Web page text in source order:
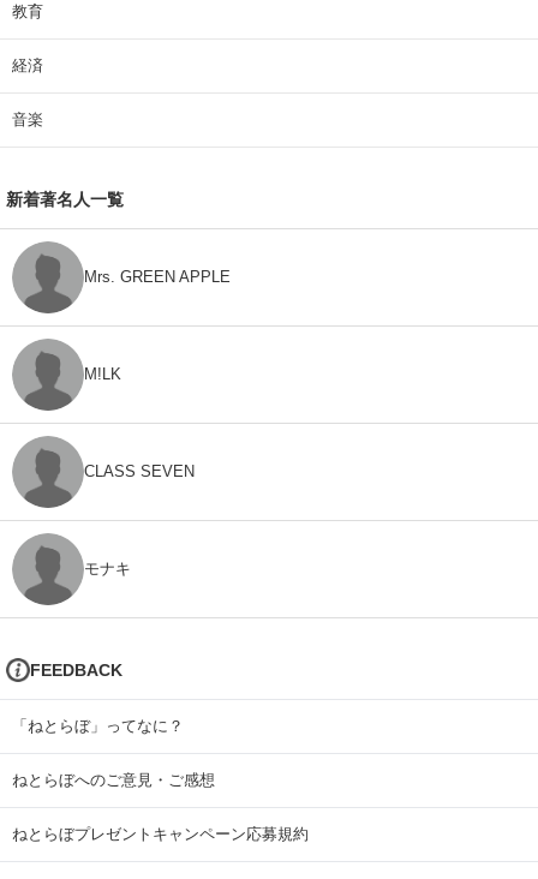
教育
経済
音楽
新着著名人一覧
Mrs. GREEN APPLE
M!LK
CLASS SEVEN
モナキ
FEEDBACK
「ねとらぼ」ってなに？
ねとらぼへのご意見・ご感想
ねとらぼプレゼントキャンペーン応募規約